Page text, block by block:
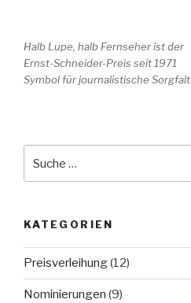
Halb Lupe, halb Fernseher ist der
Ernst-Schneider-Preis seit 1971
Symbol für journalistische Sorgfalt
KATEGORIEN
Preisverleihung(12)
Nominierungen (9)